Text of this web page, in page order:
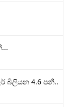
බිලියන 4.6 පනී..